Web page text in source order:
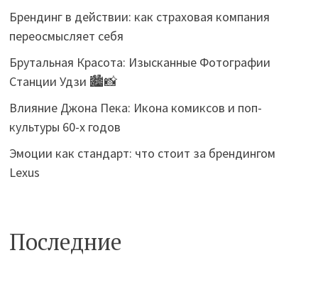
Брендинг в действии: как страховая компания
переосмысляет себя
Брутальная Красота: Изысканные Фотографии
Станции Удзи 🏙️📸
Влияние Джона Пека: Икона комиксов и поп-
культуры 60-х годов
Эмоции как стандарт: что стоит за брендингом
Lexus
Последние